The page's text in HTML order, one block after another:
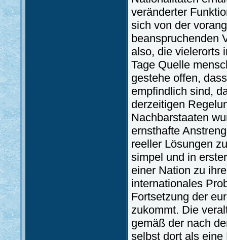
veränderter
sich von der
beanspruchenden
also, die vielerorts
Tage Quelle
gestehe offen,
empfindlich sind,
derzeitigen
Nachbarstaaten
ernsthafte
reeller Lösungen
simpel und in
einer Nation zu
internationales
Fortsetzung der
zukommt. Die
gemäß der nach
selbst dort als